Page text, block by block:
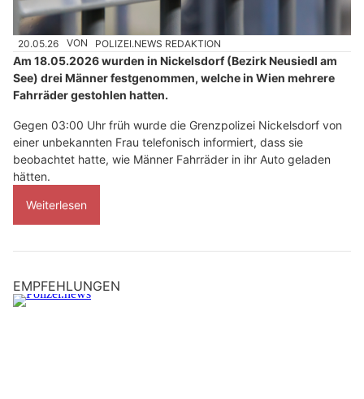
20.05.26 VON POLIZEI.NEWS REDAKTION
Am 18.05.2026 wurden in Nickelsdorf (Bezirk Neusiedl am
See) drei Männer festgenommen, welche in Wien mehrere
Fahrräder gestohlen hatten.
Gegen 03:00 Uhr früh wurde die Grenzpolizei Nickelsdorf von
einer unbekannten Frau telefonisch informiert, dass sie
beobachtet hatte, wie Männer Fahrräder in ihr Auto geladen
hätten.
Weiterlesen
EMPFEHLUNGEN